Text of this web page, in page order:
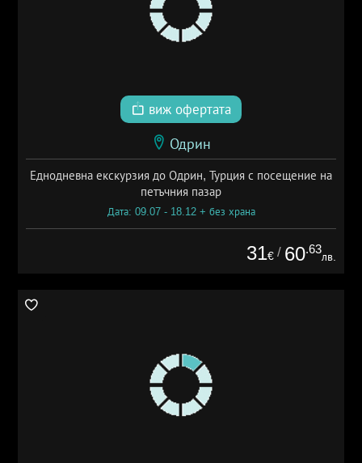
виж офертата
Одрин
Еднодневна екскурзия до Одрин, Турция с посещение на
петъчния пазар
Дата: 09.07 - 18.12 + без храна
31€ / 60.63
лв.